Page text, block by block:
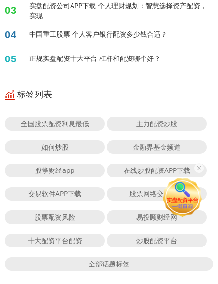
03
实盘配资公司APP下载 个人理财规划：智慧选择资产配资，
实现
04 中国重工股票 个人客户银行配资多少钱合适？
05 正规实盘配资十大平台 杠杆和配资哪个好？
标签列表
全国股票配资利息最低 主力配资炒股
如何炒股 金融界基金频道
股掌财经app 在线炒股配资APP下载
交易软件APP下载 股票网络交易平台
股票配资风险 易投顾财经网
十大配资平台配资 炒股配资平台
全部话题标签